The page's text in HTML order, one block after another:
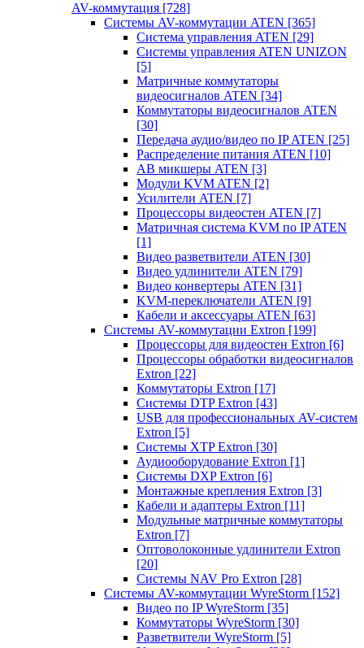
AV-коммутация [728]
Системы AV-коммутации ATEN [365]
Система управления ATEN [29]
Системы управления ATEN UNIZON
[5]
Матричные коммутаторы
видеосигналов ATEN [34]
Коммутаторы видеосигналов ATEN
[30]
Передача аудио/видео по IP ATEN [25]
Распределение питания ATEN [10]
АВ микшеры ATEN [3]
Модули KVM ATEN [2]
Усилители ATEN [7]
Процессоры видеостен ATEN [7]
Матричная система KVM по IP ATEN
[1]
Видео разветвители ATEN [30]
Видео удлинители ATEN [79]
Видео конвертеры ATEN [31]
KVM-переключатели ATEN [9]
Кабели и аксессуары ATEN [63]
Системы AV-коммутации Extron [199]
Процессоры для видеостен Extron [6]
Процессоры обработки видеосигналов
Extron [22]
Коммутаторы Extron [17]
Системы DTP Extron [43]
USB для профессиональных AV-систем
Extron [5]
Системы XTP Extron [30]
Аудиооборудование Extron [1]
Системы DXP Extron [6]
Монтажные крепления Extron [3]
Кабели и адаптеры Extron [11]
Модульные матричные коммутаторы
Extron [7]
Оптоволоконные удлинители Extron
[20]
Системы NAV Pro Extron [28]
Системы AV-коммутации WyreStorm [152]
Видео по IP WyreStorm [35]
Коммутаторы WyreStorm [30]
Разветвители WyreStorm [5]